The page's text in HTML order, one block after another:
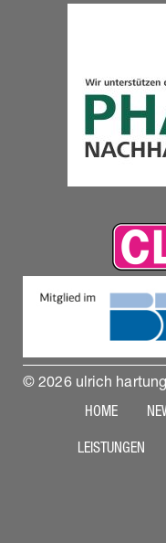
© 2026 ulrich
HOME
LEISTUNGEN